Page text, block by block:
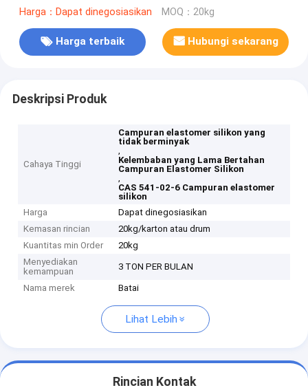
kelancaran tahan lama CAS 541-02-6
Harga：Dapat dinegosiasikan MOQ：20kg
Harga terbaik Hubungi sekarang
Deskripsi Produk
Cahaya Tinggi
Campuran elastomer silikon yang
tidak berminyak
,
Kelembaban yang Lama Bertahan
Campuran Elastomer Silikon
,
CAS 541-02-6 Campuran elastomer
silikon
Harga
Dapat dinegosiasikan
Kemasan rincian
20kg/karton atau drum
Kuantitas min Order
20kg
Menyediakan
kemampuan
3 TON PER BULAN
Nama merek Batai
Lihat Lebih
Rincian Kontak